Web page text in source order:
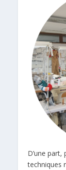
D’une
techniques